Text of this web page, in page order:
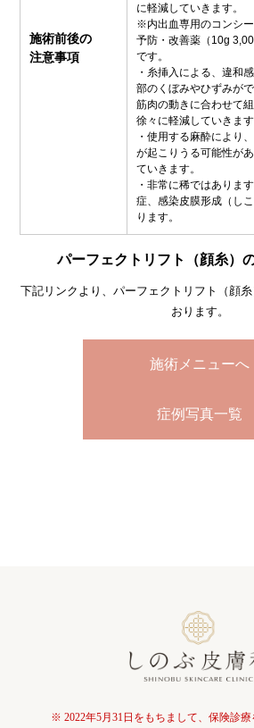
施術前後の
注意事項
に軽減していきます。
※内出血専用のコンシ
予防・改善薬（10g
です。
・糸挿入による、違和
部のくぼみやひずみが
筋肉の動きに合わせて
徐々に軽減していきます
・使用する麻酔により
が起こりうる可能性が
ていきます。
・非常に稀ではありま
症、感染皮膜形成（し
ります。
パーフェクトリフト（顔糸）
下記リンクより、パーフェクトリフト（顔
おります。
施術メニューへ
症例写真一覧
※ 2022年5月31日をもちまして、保険診